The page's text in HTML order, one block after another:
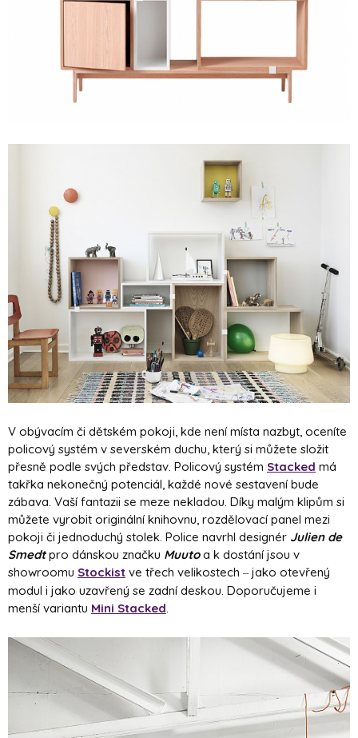
V obývacím či dětském pokoji, kde není místa nazbyt, oceníte
policový systém v severském duchu, který si můžete složit
přesně podle svých představ. Policový systém Stacked má
takřka nekonečný potenciál, každé nové sestavení bude
zábava. Vaší fantazii se meze nekladou. Díky malým klipům si
můžete vyrobit originální knihovnu, rozdělovací panel mezi
pokoji či jednoduchý stolek. Police navrhl designér Julien de
Smedtpro dánskou značku Muutoa k dostání jsou v
showroomu Stockist ve třech velikostech –jako otevřený
modul i jako uzavřený se zadní deskou. Doporučujeme i
menší variantu Mini Stacked